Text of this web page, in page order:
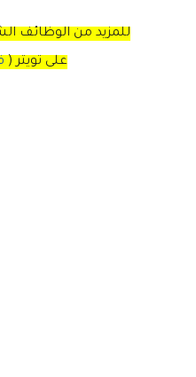
للمزيد من الوظائف
على تويتر(